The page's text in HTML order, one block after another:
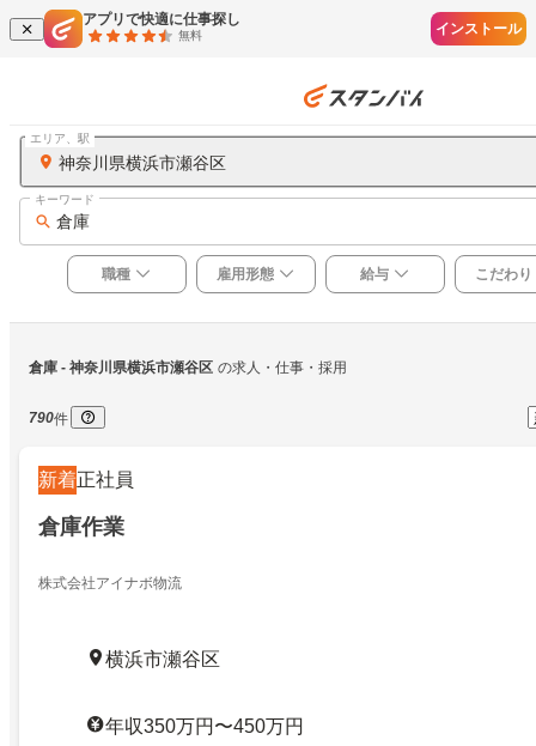
アプリで快適に仕事探し
無料 インストール
神奈川県横浜市瀬谷区
エリア、駅
倉庫
キーワード
職種 雇用形態 給与 こだわり
倉庫 - 神奈川県横浜市瀬谷区 の求人・仕事・採用
790件
新着正社員
倉庫作業
株式会社アイナボ物流
横浜市瀬谷区
年収350万円〜450万円